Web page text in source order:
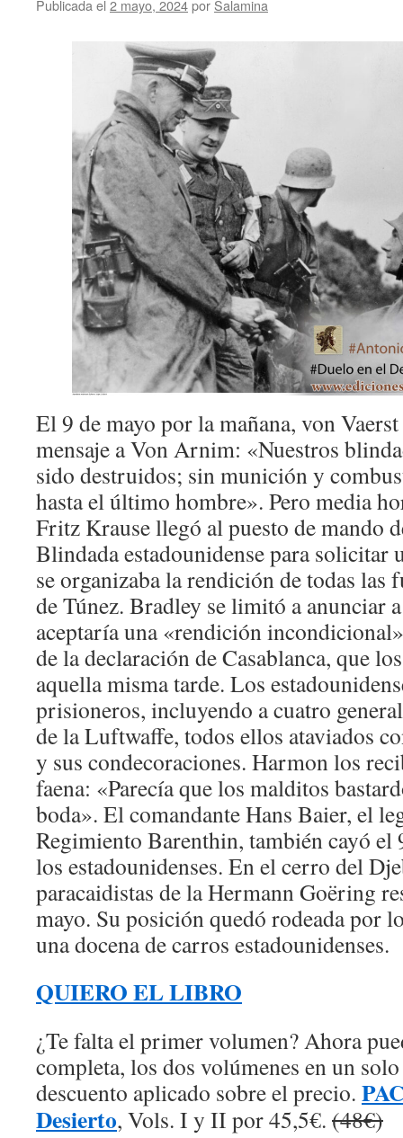
Publicada el 2 mayo, 2024por Salamina
El 9 de mayo por la mañana, von
mensaje a Von Arnim: «Nuestros
sido destruidos; sin munición y
hasta el último hombre». Pero media
Fritz Krause llegó al puesto de mando
Blindada estadounidense para solicitar
se organizaba la rendición de todas las
de Túnez. Bradley se limitó a anunciar
aceptaría una «rendición
de la declaración de Casablanca, que
aquella misma tarde. Los
prisioneros, incluyendo a cuatro
de la Luftwaffe, todos ellos ataviados
y sus condecoraciones. Harmon los
faena: «Parecía que los malditos
boda». El comandante Hans Baier, el
Regimiento Barenthin, también cayó el
los estadounidenses. En el cerro del
paracaidistas de la Hermann Goëring
mayo. Su posición quedó rodeada por
una docena de carros estadounidenses.
QUIERO EL LIBRO
¿Te falta el primer volumen? Ahora
completa, los dos volúmenes en un
descuento aplicado sobre el precio.
Desierto, Vols. I y II por 45,5€. (48€)